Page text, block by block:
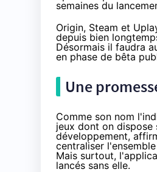
semaines du
Origin, Steam et
depuis bien
Désormais il faudra
en phase de bêta
Une
Comme son nom
jeux dont on dispose
développement,
centraliser
Mais surtout,
lancés sans elle.